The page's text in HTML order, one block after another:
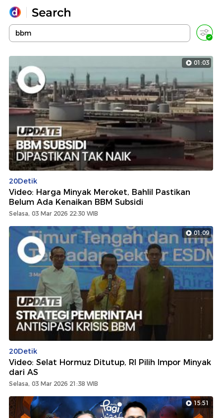
Yang sedang ramai dicari
Loading...
Promoted
Terakhir yang dicari
01:03
20Detik
Video: Harga Minyak Meroket, Bahlil Pastikan
Belum Ada Kenaikan BBM Subsidi
Selasa, 03 Mar 2026 22:30 WIB
01:09
20Detik
Video: Selat Hormuz Ditutup, RI Pilih Impor Minyak
dari AS
Selasa, 03 Mar 2026 21:38 WIB
15:51